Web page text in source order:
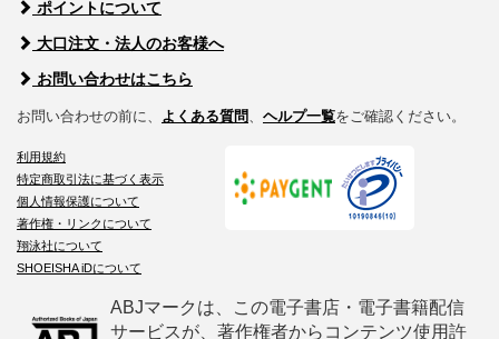
ポイントについて
大口注文・法人のお客様へ
お問い合わせはこちら
お問い合わせの前に、 よくある質問、 ヘルプ一覧をご確認ください。
利用規約
特定商取引法に基づく表示
個人情報保護について
著作権・リンクについて
翔泳社について
SHOEISHA iDについて
ABJマークは、この電子書店・電子書籍配信
サービスが、著作権者からコンテンツ使用許